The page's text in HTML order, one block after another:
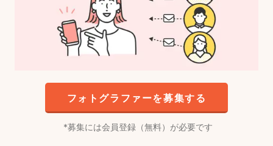
フォトグラファーを募集する
募集には会員登録（無料）が必要です